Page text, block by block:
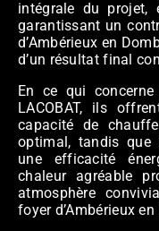
intégrale du projet,
garantissant un
d’Ambérieux en
d’un résultat final
En ce qui
LACOBAT, ils
capacité de
optimal, tandis que
une efficacité
chaleur agréable
atmosphère
foyer d’Ambérieux